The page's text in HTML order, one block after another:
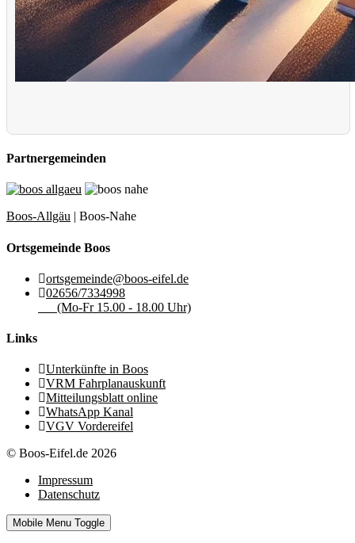
Partnergemeinden
Boos-Allgäu | Boos-Nahe
Ortsgemeinde Boos
ortsgemeinde@boos-eifel.de
02656/7334998
(Mo-Fr 15.00 - 18.00 Uhr)
Links
Unterkünfte in Boos
VRM Fahrplanauskunft
Mitteilungsblatt online
WhatsApp Kanal
VGV Vordereifel
© Boos-Eifel.de 2026
Impressum
Datenschutz
Mobile Menu Toggle